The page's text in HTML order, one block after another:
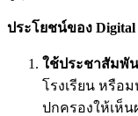
ประโยชน์ของ Digital
ใช้ประชาสัมพั
โรงเรียน หรือ
ปกครองให้เห็น